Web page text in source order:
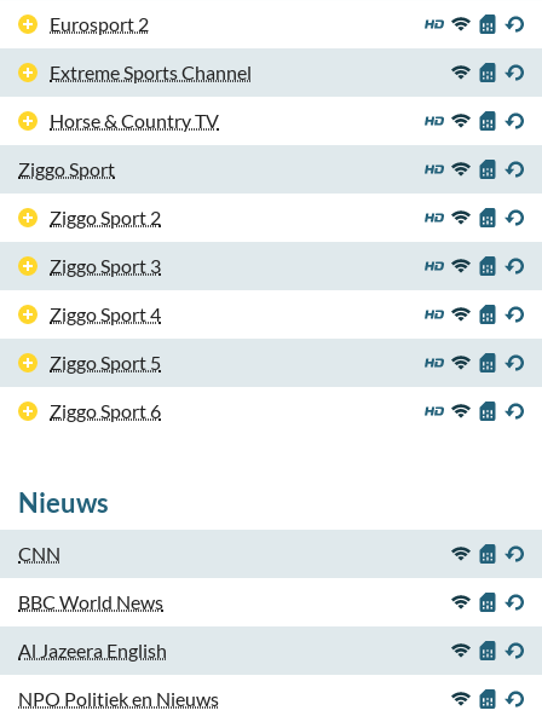
Eurosport 2
Extreme Sports Channel
Horse & Country TV
Ziggo Sport
Ziggo Sport 2
Ziggo Sport 3
Ziggo Sport 4
Ziggo Sport 5
Ziggo Sport 6
Nieuws
CNN
BBC World News
Al Jazeera English
NPO Politiek en Nieuws